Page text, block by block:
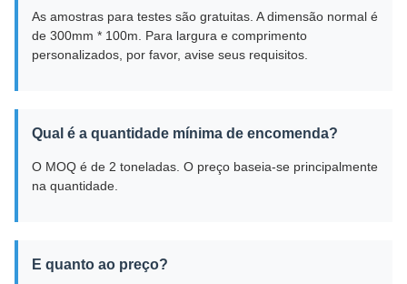
As amostras para testes são gratuitas. A dimensão normal é
de 300mm * 100m. Para largura e comprimento
personalizados, por favor, avise seus requisitos.
Qual é a quantidade mínima de encomenda?
O MOQ é de 2 toneladas. O preço baseia-se principalmente
na quantidade.
E quanto ao preço?